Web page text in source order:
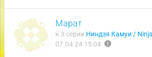
Марат
к 3 серии Ниндзя Камуи /
07.04.24 15:04 report